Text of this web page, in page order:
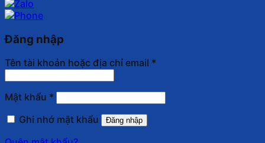
Đăng nhập
Tên tài khoản hoặc địa chỉ email *
Mật khẩu *
Ghi nhớ mật khẩu
Đăng nhập